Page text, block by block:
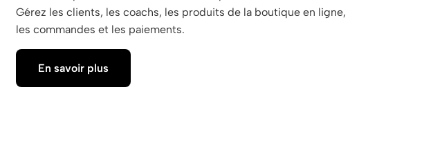
Gérez les clients, les coachs, les produits de la boutique en ligne,
les commandes et les paiements.
En savoir plus